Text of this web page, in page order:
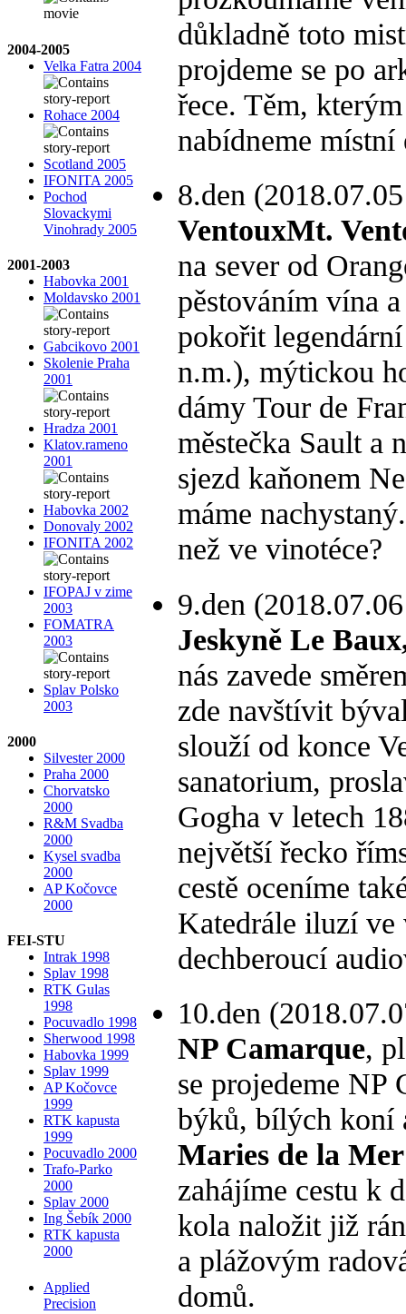
2004-2005
Velka Fatra 2004
Rohace 2004
Scotland 2005
IFONITA 2005
Pochod
Slovackymi
Vinohrady 2005
2001-2003
Habovka 2001
Moldavsko 2001
Gabcikovo 2001
Skolenie Praha
2001
Hradza 2001
Klatov.rameno
2001
Habovka 2002
Donovaly 2002
IFONITA 2002
IFOPAJ v zime
2003
FOMATRA
2003
Splav Polsko
2003
2000
Silvester 2000
Praha 2000
Chorvatsko
2000
R&M Svadba
2000
Kysel svadba
2000
AP Kočovce
2000
FEI-STU
Intrak 1998
Splav 1998
RTK Gulas
1998
Pocuvadlo 1998
Sherwood 1998
Habovka 1999
Splav 1999
AP Kočovce
1999
RTK kapusta
1999
Pocuvadlo 2000
Trafo-Parko
2000
Splav 2000
Ing Šebík 2000
RTK kapusta
2000
Applied
Precision
důkladně toto
projdeme se po
řece. Těm,
nabídneme
8.den
VentouxMt.
na sever od
pěstováním vína
pokořit
n.m.), mýtickou
dámy Tour de
městečka Sault a
sjezd kaňonem
máme
než ve vinotéce?
9.den
Jeskyně Le
nás zavede
zde navštívit
slouží od konce
sanatorium,
Gogha v letech
největší řecko
cestě oceníme
Katedrále iluzí ve
dechberoucí
10.den
NP Camarque,
se projedeme NP
býků, bílých koní
Maries de la Mer
zahájíme cestu k
kola naložit již
a plážovým
domů.